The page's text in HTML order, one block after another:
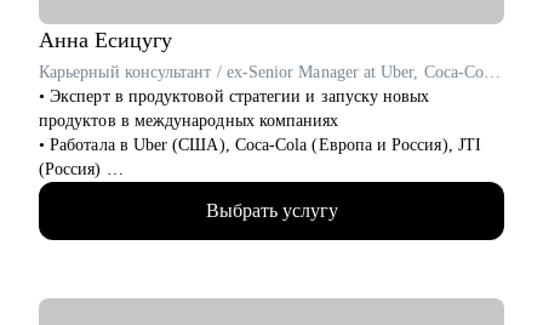
Анна Есицугу
Карьерный консультант / ex-Senior Manager at Uber, Coca-Cola, JTI
• Эксперт в продуктовой стратегии и запуску новых
продуктов в международных компаниях
• Работала в Uber (США), Coca-Cola (Европа и Россия), JTI
(Россия)
• Разносторонний опыт работы в крупных компаниях:
запускала новые продукты, составляла стратегии, занималась
операционной эффективностью и аналитикой
Выбрать услугу